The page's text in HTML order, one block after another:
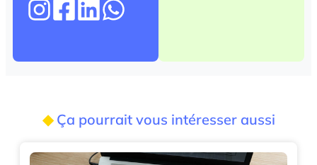
◆Ça pourrait vous intéresser aussi